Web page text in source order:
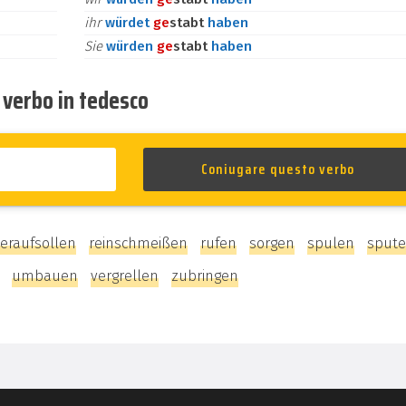
ihrwürdet gestabt haben
Siewürden gestabt haben
in tedesco
reinschmeißen rufen sorgen spulen
umbauen
vergrellen zubringen